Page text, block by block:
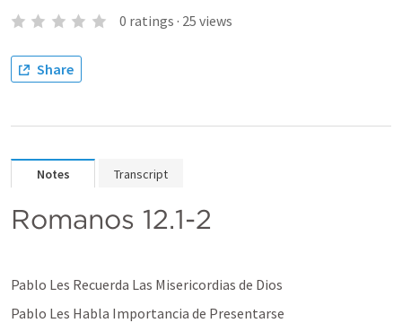
0 ratings · 25 views
Share
Notes Transcript
Romanos 12.1-2
Pablo Les Recuerda Las Misericordias de Dios
Pablo Les Habla Importancia de Presentarse